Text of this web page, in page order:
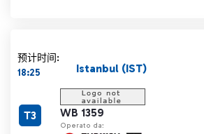
预计时间:
18:25
WB 1359
Operato da:
Istanbul (IST)
T3